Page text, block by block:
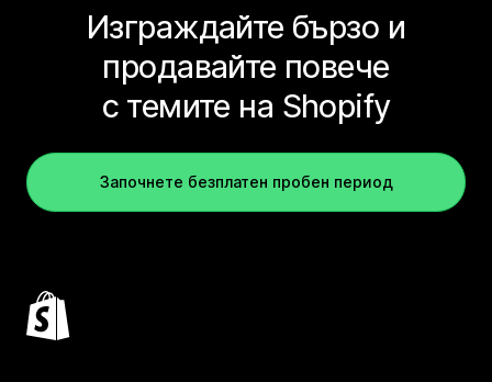
Изграждайте бързо и
продавайте повече
с темите на Shopify
Започнете безплатен пробен период